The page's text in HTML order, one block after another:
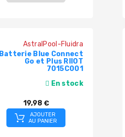
AstralPool-Fluidra
Batterie Blue Connect
Go et Plus RIIOT
7015C001
En stock
19,98 €
AJOUTER
AU PANIER